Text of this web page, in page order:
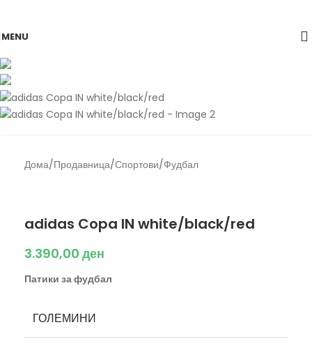
MENU
Дома/Продавница/Спортови/Фудбал
adidas Copa IN white/black/red
3.390,00 ден
Патики за фудбал
ГОЛЕМИНИ